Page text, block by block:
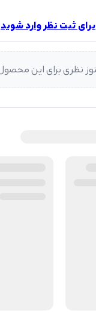
برای ثبت نظر وارد شوید